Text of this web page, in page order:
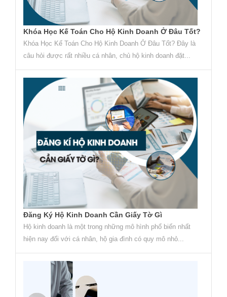
Khóa Học Kế Toán Cho Hộ Kinh Doanh Ở Đâu Tốt?
Khóa Học Kế Toán Cho Hộ Kinh Doanh Ở Đâu Tốt? Đây là
câu hỏi được rất nhiều cá nhân, chủ hộ kinh doanh đặt...
Đăng Ký Hộ Kinh Doanh Cần Giấy Tờ Gì
Hộ kinh doanh là một trong những mô hình phổ biến nhất
hiện nay đối với cá nhân, hộ gia đình có quy mô nhỏ...